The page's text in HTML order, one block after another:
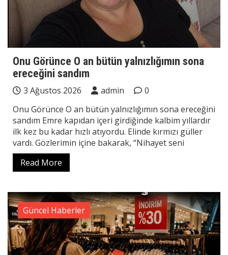
Onu Görünce O an bütün yalnızlığımın sona
ereceğini sandım
3 Ağustos 2026 admin
0
Onu Görünce O an bütün yalnızlığımın sona ereceğini
sandım Emre kapıdan içeri girdiğinde kalbim yıllardır
ilk kez bu kadar hızlı atıyordu. Elinde kırmızı güller
vardı. Gözlerimin içine bakarak, “Nihayet seni
Read More
Güncel Haberler